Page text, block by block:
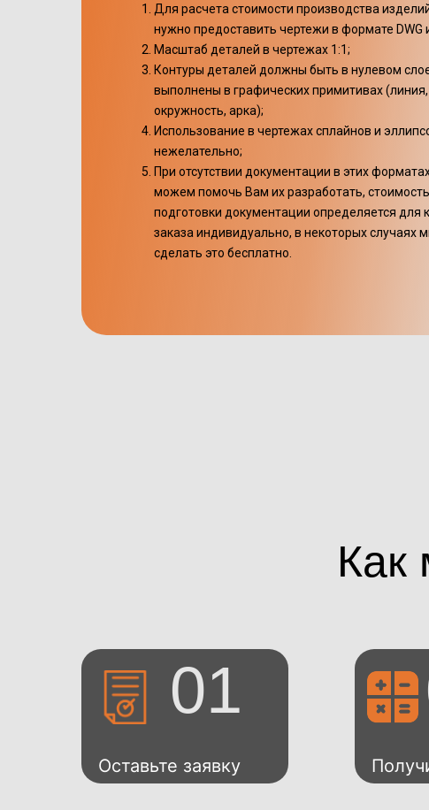
Для расчета стоимости производства
нужно предоставить чертежи в формате DWG
Масштаб деталей в чертежах 1:1;
Контуры деталей должны быть в нулевом
выполнены в графических примитивах (линия,
окружность, арка);
Использование в чертежах сплайнов и
нежелательно;
При отсутствии документации в этих
можем помочь Вам их разработать, стоимость
подготовки документации определяется для
заказа индивидуально, в некоторых случаях
сделать это бесплатно.
Как
01
Оставьте заявку